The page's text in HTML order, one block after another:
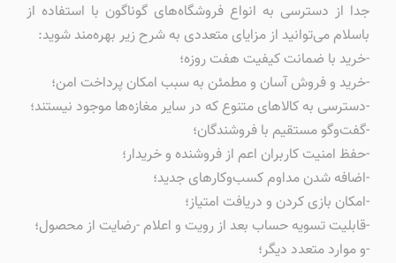
جدا از دسترسی به انواع فروشگاه‌های گوناگون با استفاده از
باسلام می‌توانید از مزایای متعددی به شرح زیر بهره‌مند شوید:
-خرید با ضمانت کیفیت هفت روزه؛
-خرید و فروش آسان و مطمئن به سبب امکان پرداخت امن؛
-دسترسی به کالاهای متنوع که در سایر مغازه‌ها موجود نیستند؛
-گفت‌وگو مستقیم با فروشندگان؛
-حفظ امنیت کاربران اعم از فروشنده و خریدار؛
-اضافه شدن مداوم کسب‌وکارهای جدید؛
-امکان بازی کردن و دریافت امتیاز؛
-قابلیت تسویه حساب بعد از رویت و اعلام -رضایت از محصول؛
-و موارد متعدد دیگر؛